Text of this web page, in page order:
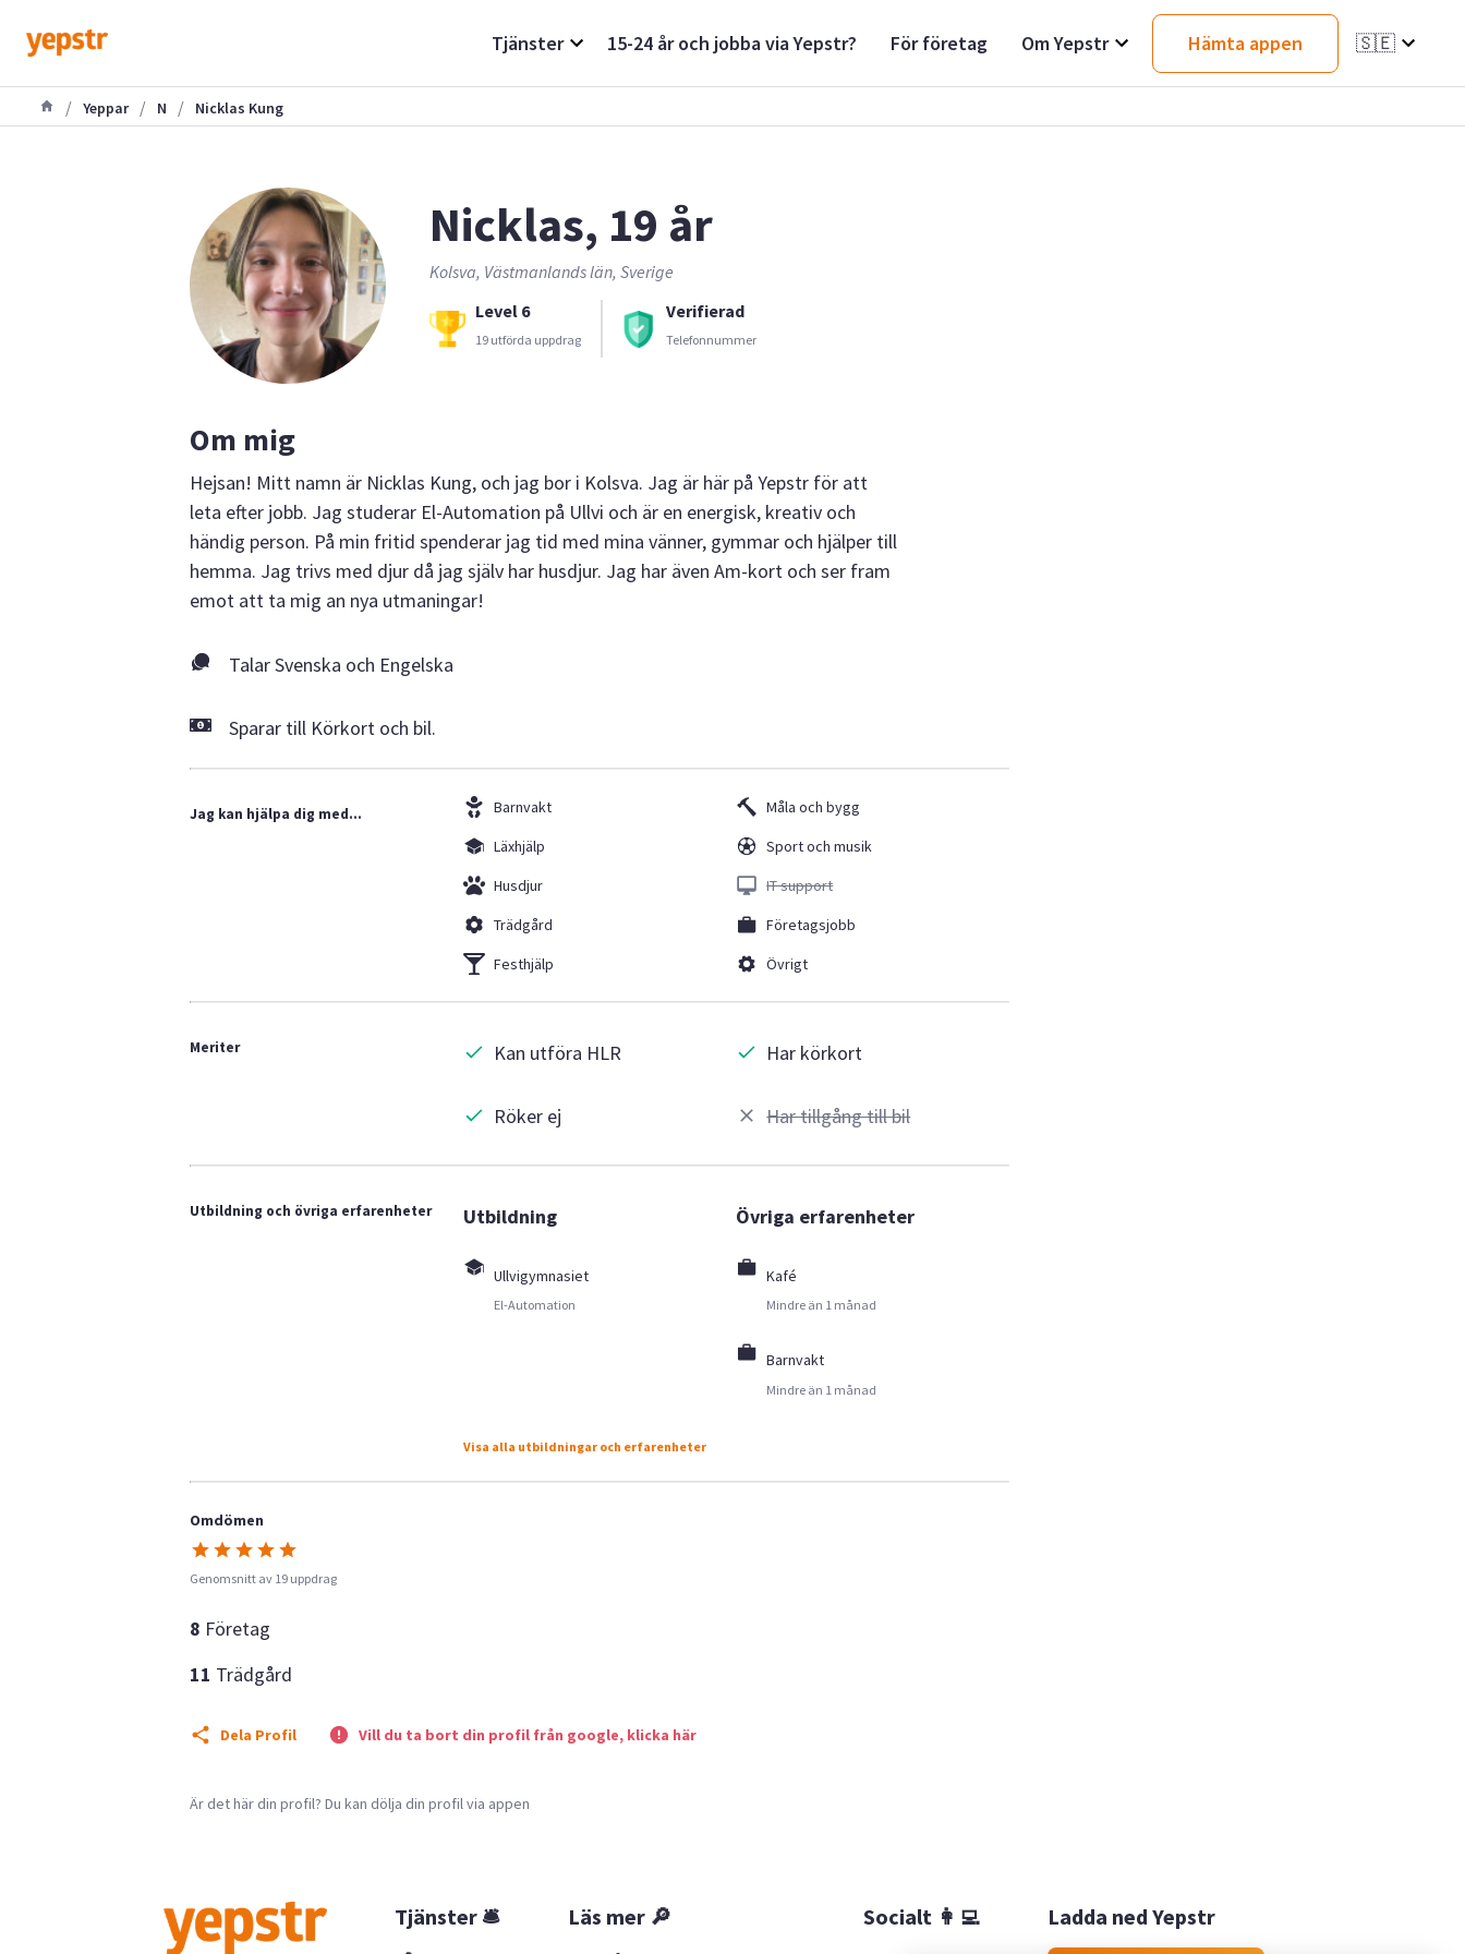
Tjänster 15-24 år och jobba via Yepstr? För företag Om Yepstr Hämta appen 🇸🇪
/ Yeppar / N / Nicklas Kung
Nicklas, 19 år
Kolsva, Västmanlands län, Sverige
Level 6
19 utförda uppdrag
Verifierad
Telefonnummer
Om mig
Hejsan! Mitt namn är Nicklas Kung, och jag bor i Kolsva. Jag är här på Yepstr för att
leta efter jobb. Jag studerar El-Automation på Ullvi och är en energisk, kreativ och
händig person. På min fritid spenderar jag tid med mina vänner, gymmar och hjälper till
hemma. Jag trivs med djur då jag själv har husdjur. Jag har även Am-kort och ser fram
emot att ta mig an nya utmaningar!
Talar Svenska och Engelska
Sparar till Körkort och bil.
Jag kan hjälpa dig med...
Barnvakt
Läxhjälp
Husdjur
Trädgård
Festhjälp
Måla och bygg
Sport och musik
IT support
Företagsjobb
Övrigt
Meriter Kan utföra HLR
Röker ej
Har körkort
Har tillgång till bil
Utbildning och övriga erfarenheter Utbildning
Ullvigymnasiet
El-Automation
Övriga erfarenheter
Kafé
Mindre än 1 månad
Barnvakt
Mindre än 1 månad
Visa alla utbildningar och erfarenheter
Omdömen
Genomsnitt av 19 uppdrag
8 Företag
11 Trädgård
Dela Profil Vill du ta bort din profil från google, klicka här
Är det här din profil? Du kan dölja din profil via appen
Tjänster 🛎 Läs mer 🔎 Socialt 👩‍💻 Ladda ned Yepstr